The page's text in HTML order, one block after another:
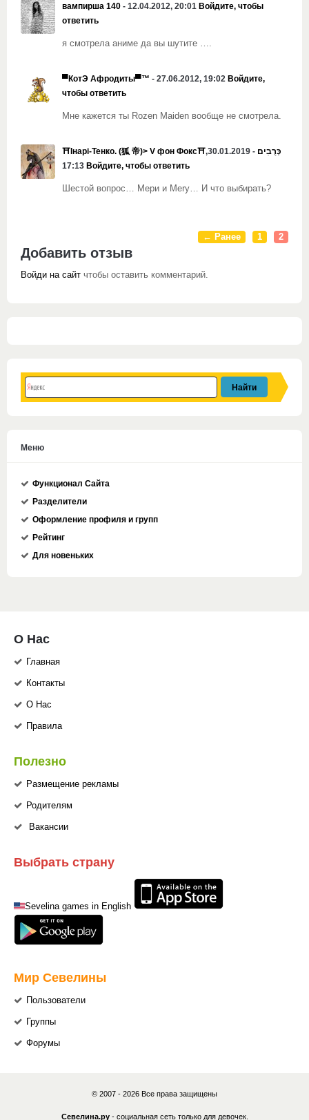
вампирша 140 - 12.04.2012, 20:01 Войдите, чтобы
ответить
я смотрела аниме да вы шутите ….
▀КотЭ Афродиты▀™ - 27.06.2012, 19:02 Войдите,
чтобы ответить
Мне кажется ты Rozen Maiden вообще не смотрела.
⛩Інарі-Тенко. (狐 帝)> V фон Фокс⛩כְּרֻבִים
- 30.01.2019,
Войдите, чтобы ответить
Шестой вопрос… Мери и Mery… И что выбирать?
← Ранее 1 2
Добавить отзыв
Войди на сайт чтобы оставить комментарий.
Меню
Функционал Сайта
Разделители
Оформление профиля и групп
Рейтинг
Для новеньких
О Нас
Главная
Контакты
О Нас
Правила
Полезно
Размещение рекламы
Родителям
Вакансии
Выбрать страну
Sevelina games in English
Мир Севелины
Пользователи
Группы
Форумы
© 2007 - 2026 Все права защищены
Севелина.ру- социальная сеть только для девочек.